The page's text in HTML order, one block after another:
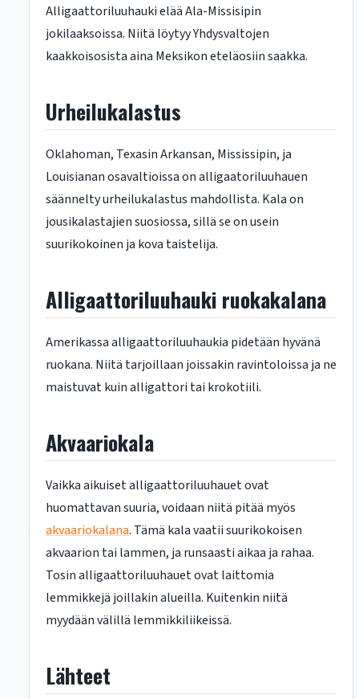
Alligaattoriluuhauki elää Ala-Missisipin
jokilaaksoissa. Niitä löytyy Yhdysvaltojen
kaakkoisosista aina Meksikon eteläosiin saakka.
Urheilukalastus
Oklahoman, Texasin Arkansan, Mississipin, ja
Louisianan osavaltioissa on alligaatoriluuhauen
säännelty urheilukalastus mahdollista. Kala on
jousikalastajien suosiossa, sillä se on usein
suurikokoinen ja kova taistelija.
Alligaattoriluuhauki ruokakalana
Amerikassa alligaattoriluuhaukia pidetään hyvänä
ruokana. Niitä tarjoillaan joissakin ravintoloissa ja ne
maistuvat kuin alligattori tai krokotiili.
Akvaariokala
Vaikka aikuiset alligaattoriluuhauet ovat
huomattavan suuria, voidaan niitä pitää myös
akvaariokalana. Tämä kala vaatii suurikokoisen
akvaarion tai lammen, ja runsaasti aikaa ja rahaa.
Tosin alligaattoriluuhauet ovat laittomia
lemmikkejä joillakin alueilla. Kuitenkin niitä
myydään välillä lemmikkiliikeissä.
Lähteet